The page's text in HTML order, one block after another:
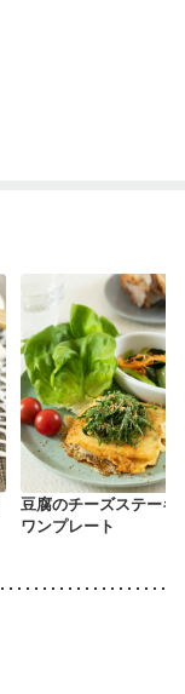
豆腐のチーズステーキ
ワンプレート